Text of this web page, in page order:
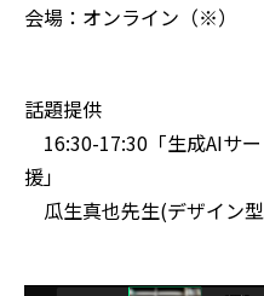
会場：オンライン（※）
話題提供
16:30-17:30「生成AIサ
援」
瓜生真也先生(デザイン型